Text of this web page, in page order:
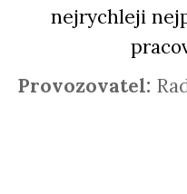
nejrychleji
Provozovatel: